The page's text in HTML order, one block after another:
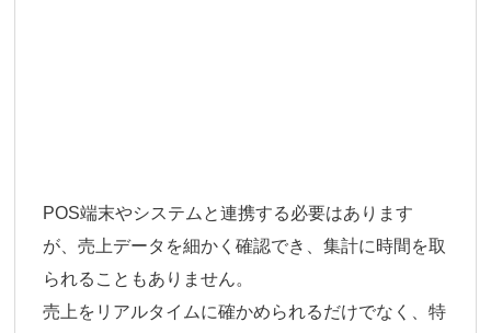
POS端末やシステムと連携する必要はあります
が、売上データを細かく確認でき、集計に時間を取
られることもありません。
売上をリアルタイムに確かめられるだけでなく、特